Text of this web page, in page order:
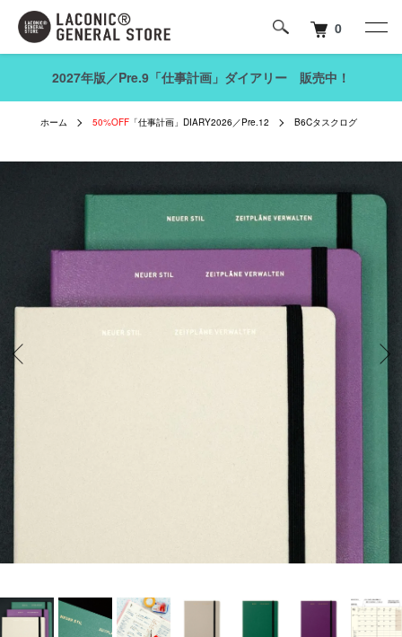
0
2027年版／Pre.9「仕事計画」ダイアリー 販売中！
ホーム 50%OFF 「仕事計画」DIARY2026／Pre.12 B6Cタスクログ